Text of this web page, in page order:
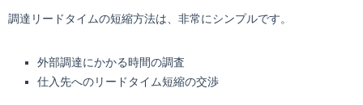
調達リードタイムの短縮方法は、非常にシンプルです。
外部調達にかかる時間の調査
仕入先へのリードタイム短縮の交渉